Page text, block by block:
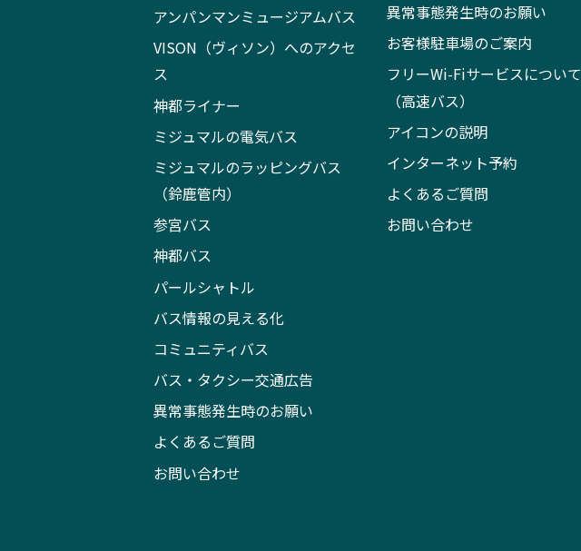
アンパンマンミュージアムバス
VISON（ヴィソン）へのアクセ
ス
神都ライナー
ミジュマルの電気バス
ミジュマルのラッピングバス
（鈴鹿管内）
参宮バス
神都バス
パールシャトル
バス情報の見える化
コミュニティバス
バス・タクシー交通広告
異常事態発生時のお願い
よくあるご質問
お問い合わせ
異常事態発生時のお願い
お客様駐車場のご案内
フリーWi-Fiサービスについて
（高速バス）
アイコンの説明
インターネット予約
よくあるご質問
お問い合わせ